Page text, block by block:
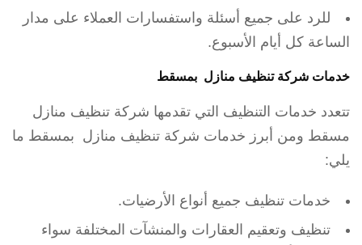
للرد على جميع أسئلة واستفسارات العملاء على مدار
الساعة كل أيام الأسبوع.
خدمات شركة تنظيف منازل بمسقط
تتعدد خدمات التنظيف التي تقدمها شركة تنظيف منازل
مسقط ومن أبرز خدمات شركة تنظيف منازل بمسقط ما
يلي:
خدمات تنظيف جميع أنواع الأرضيات.
تنظيف وتعقيم العقارات والمنشآت المختلفة سواء